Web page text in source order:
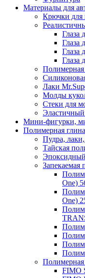
Материалы для
Крючки
Глаза
Глаза
Глаза
Глаза
Полимерная
Лаки
Молды
Стеки для
Мини-фигурки,
Полимерная глина
Пудра,
Тайская
Запекаемая
One)
One)
FIMO